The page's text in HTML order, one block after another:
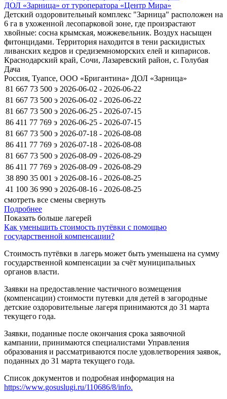
ДОЛ «Зарница» от туроператора «Центр Мира»
Детский оздоровительный комплекс "Зарница" расположен на
6 га в ухоженной лесопарковой зоне, где произрастают
хвойные: сосна крымская, можжевельник. Воздух насыщен
фитонцидами. Территория находится в тени раскидистых
ливанских кедров и средиземноморских елей и кипарисов.
Краснодарский край, Сочи, Лазаревский район, с. Голубая
Дача
Россия, Туапсе, ООО «Бригантина» ДОЛ «Зарница»
81 667 73 500 э 2026-06-02 - 2026-06-22
81 667 73 500 э 2026-06-02 - 2026-06-22
81 667 73 500 э 2026-06-25 - 2026-07-15
86 411 77 769 э 2026-06-25 - 2026-07-15
81 667 73 500 э 2026-07-18 - 2026-08-08
86 411 77 769 э 2026-07-18 - 2026-08-08
81 667 73 500 э 2026-08-09 - 2026-08-29
86 411 77 769 э 2026-08-09 - 2026-08-29
38 890 35 001 э 2026-08-16 - 2026-08-25
41 100 36 990 э 2026-08-16 - 2026-08-25
смотреть все смены свернуть
Подробнее
Показать больше лагерей
Как уменьшить стоимость путёвки с помощью
государственной компенсации?
Стоимость путёвки в лагерь может быть уменьшена на сумму
государственной компенсации за счёт муниципальных
органов власти.
Заявки на предоставление частичного возмещения
(компенсации) стоимости путевки для детей в загородные
детские оздоровительные лагеря принимаются до 31 марта
текущего года.
Заявки, поданные после окончания срока заявочной
кампании, принимаются специалистами Управления
образования и рассматриваются после удовлетворения заявок,
поданных до 31 марта текущего года.
Список документов и подробная информация на
https://www.gosuslugi.ru/110686/8/info.